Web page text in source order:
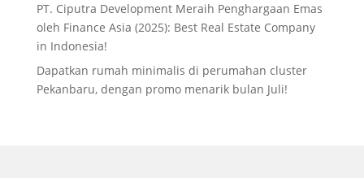
PT. Ciputra Development Meraih Penghargaan Emas
oleh Finance Asia (2025): Best Real Estate Company
in Indonesia!
Dapatkan rumah minimalis di perumahan cluster
Pekanbaru, dengan promo menarik bulan Juli!